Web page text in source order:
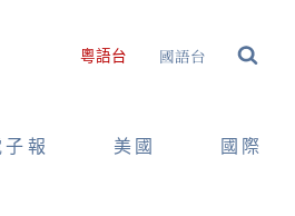
粵語台 國語台
子報 美國 國際